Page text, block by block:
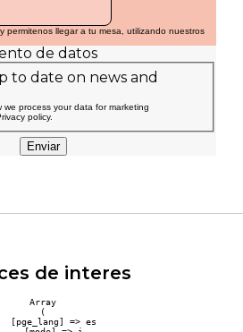
permitenos llegar a tu mesa, utilizando nuestros
de datos
to date on news and
we process your data for marketing
policy.
Enviar
de interes
Array
(
[pge_lang] => es